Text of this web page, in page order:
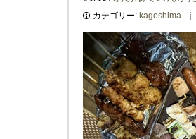
カテゴリー: kagoshima